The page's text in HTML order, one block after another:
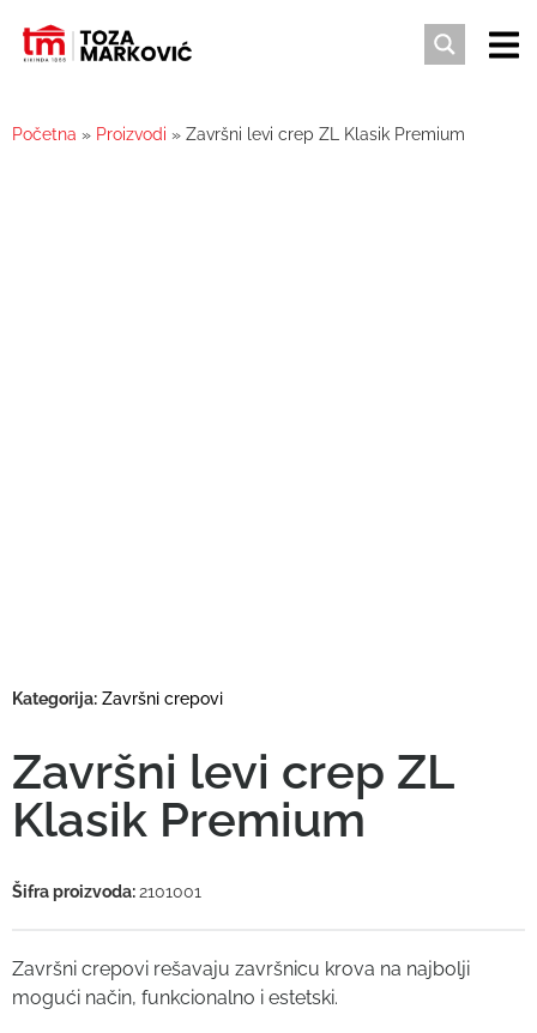
Početna » Proizvodi » Završni levi crep ZL Klasik Premium
Kategorija: Završni crepovi
Završni levi crep ZL
Klasik Premium
Šifra proizvoda:2101001
Završni crepovi rešavaju završnicu krova na najbolji
mogući način, funkcionalno i estetski.